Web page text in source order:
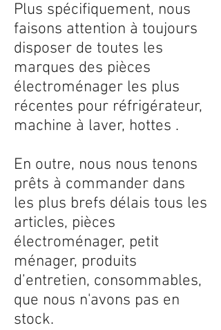
Plus spécifiquement, nous
faisons attention à toujours
disposer de toutes les
marques des pièces
électroménager les plus
récentes pour réfrigérateur,
machine à laver, hottes .
En outre, nous nous tenons
prêts à commander dans
les plus brefs délais tous les
articles, pièces
électroménager, petit
ménager, produits
d’entretien, consommables,
que nous n'avons pas en
stock.